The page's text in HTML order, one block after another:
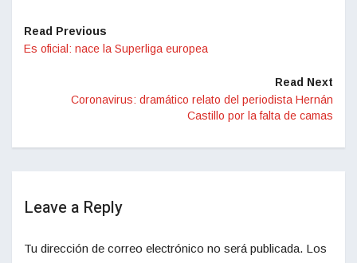
Read Previous
Es oficial: nace la Superliga europea
Read Next
Coronavirus: dramático relato del periodista Hernán
Castillo por la falta de camas
Leave a Reply
Tu dirección de correo electrónico no será publicada. Los